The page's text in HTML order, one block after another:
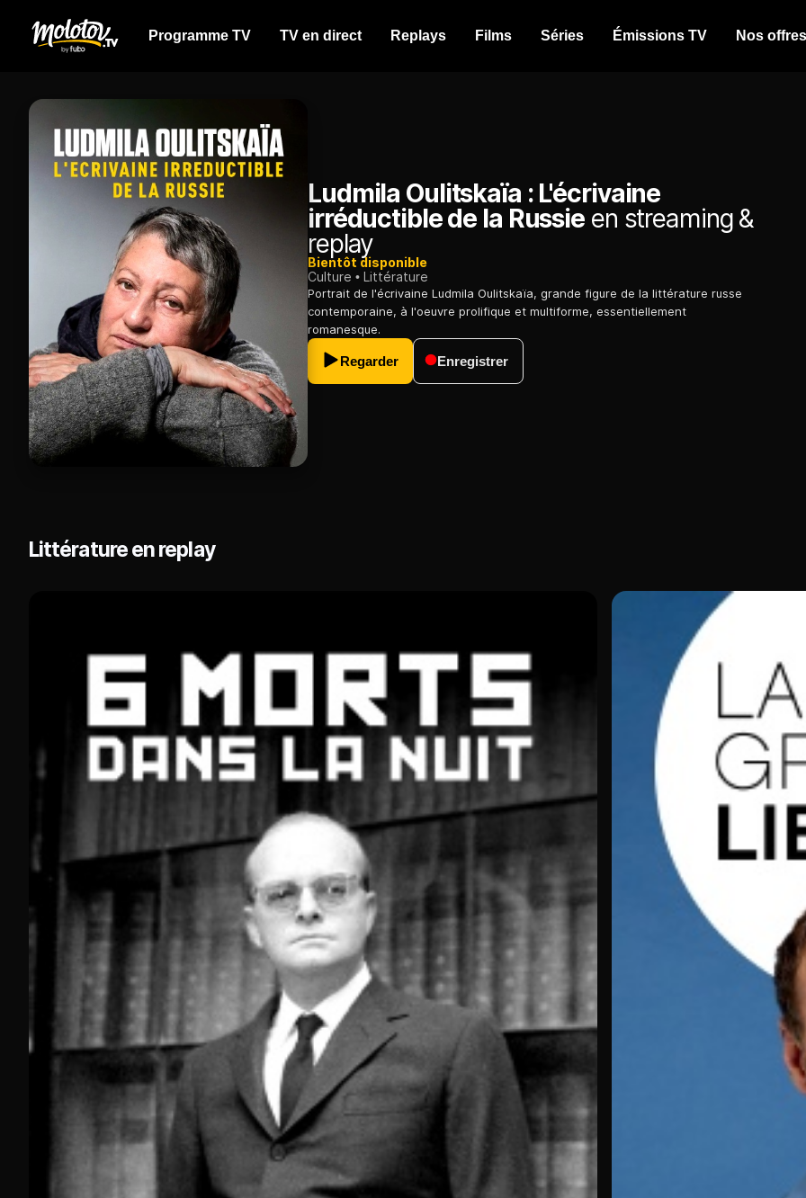
Programme TV TV en direct Replays Films Séries Émissions TV Nos offres
Ludmila Oulitskaïa : L'écrivaine
irréductible de la Russie en streaming &
replay
Bientôt disponible
Culture
Littérature
Portrait de l'écrivaine Ludmila Oulitskaïa, grande figure de la littérature russe
contemporaine, à l'oeuvre prolifique et multiforme, essentiellement
romanesque.
Regarder Enregistrer
Littérature en replay